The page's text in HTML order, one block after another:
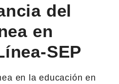
del
en
SEP
en la educación en